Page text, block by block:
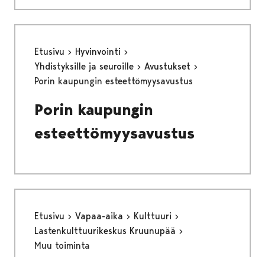
Etusivu
Hyvinvointi
Yhdistyksille ja seuroille
Avustukset
Porin kaupungin esteettömyysavustus
Porin kaupungin
esteettömyysavustus
Etusivu Vapaa-aika
Kulttuuri
Lastenkulttuurikeskus Kruunupää
Muu toiminta